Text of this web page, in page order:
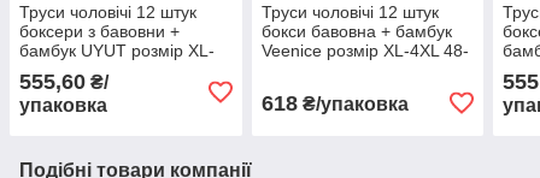
Труси чоловічі 12 штук
боксери з бавовни +
бамбук UYUT розмір XL-
555,60 ₴/
упаковка
Труси чоловічі 12 штук
бокси бавовна + бамбук
Veenice розмір XL-4XL 48-
618₴/упаковка
Подібні товари компанії